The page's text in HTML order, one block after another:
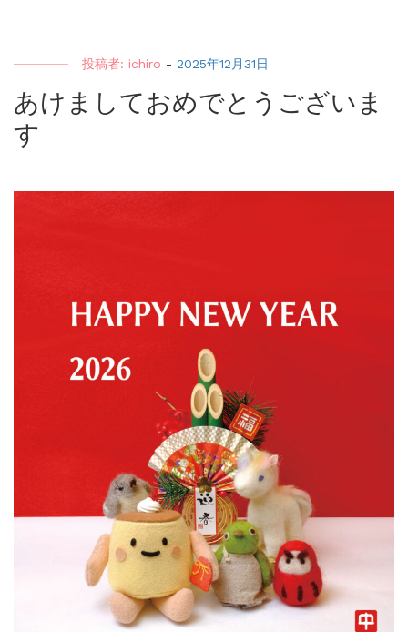
投稿者: ichiro - 2025年12月31日
あけましておめでとうございま
す